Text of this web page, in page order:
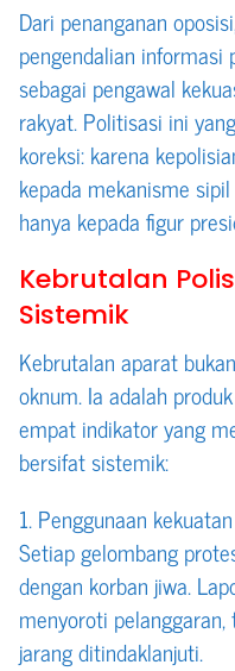
Dari penanganan
pengendalian
sebagai pengawal
rakyat. Politisasi ini
koreksi: karena
kepada mekanisme
hanya kepada figur
Kebrutalan
Sistemik
Kebrutalan aparat
oknum. Ia adalah
empat indikator yang
bersifat sistemik:
1. Penggunaan
Setiap gelombang
dengan korban jiwa.
menyoroti
jarang ditindaklanjuti.